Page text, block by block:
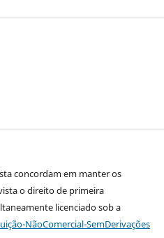
concordam em manter os
o direito de primeira
licenciado sob a
NãoComercial-SemDerivações